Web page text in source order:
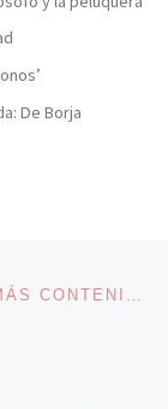
De Borja
JAPAN WEEKEND REGRESA CON MÁS CONTENIDO, MÁS ACTIVIDADES Y MÁS INVITADOS